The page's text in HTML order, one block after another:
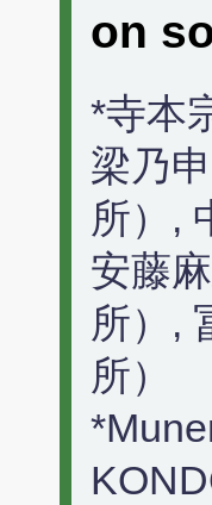
on
*寺本
梁乃
所）,
安藤
所）,
所）